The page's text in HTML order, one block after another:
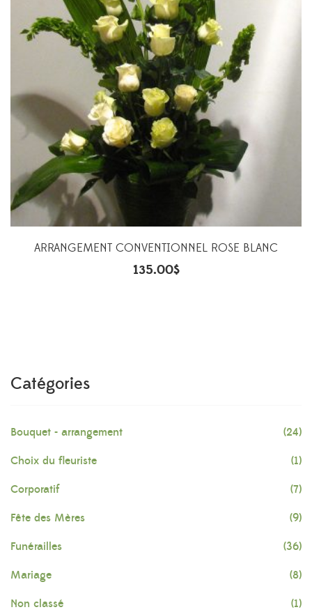
ARRANGEMENT CONVENTIONNEL ROSE BLANC
135.00$
Catégories
Bouquet - arrangement (24)
Choix du fleuriste (1)
Corporatif (7)
Fête des Mères (9)
Funérailles (36)
Mariage (8)
Non classé (1)